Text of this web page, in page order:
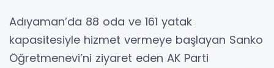
Adıyaman’da 88 oda ve 161 yatak
kapasitesiyle hizmet vermeye başlayan Sanko
Öğretmenevi’ni ziyaret eden AK Parti